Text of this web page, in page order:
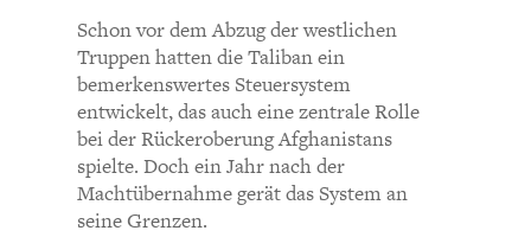
FEATURES
THEMEN
NEWSLETTER
ÜBER UNS
Unser kostenloser Newsletter informiert Sie über unsere
neuesten Beiträge.
Schon vor dem Abzug der westlichen
Truppen hatten die Taliban ein
bemerkenswertes Steuersystem
entwickelt, das auch eine zentrale Rolle
bei der Rückeroberung Afghanistans
spielte. Doch ein Jahr nach der
Machtübernahme gerät das System an
seine Grenzen.
KOMMENTIEREN (VIA EMAIL)
Richtlinien
Bisher noch kein Kommentar.